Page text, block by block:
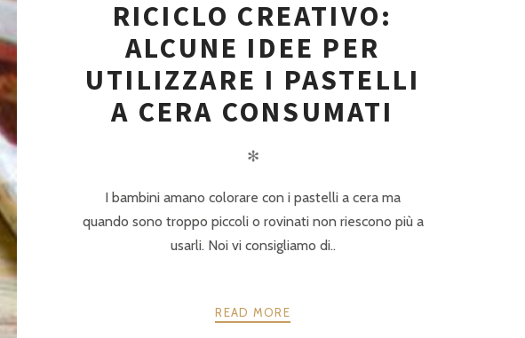
RICICLO CREATIVO:
ALCUNE IDEE PER
UTILIZZARE I PASTELLI
A CERA CONSUMATI
✻
I bambini amano colorare con i pastelli a cera ma
quando sono troppo piccoli o rovinati non riescono più a
usarli. Noi vi consigliamo di..
READ MORE